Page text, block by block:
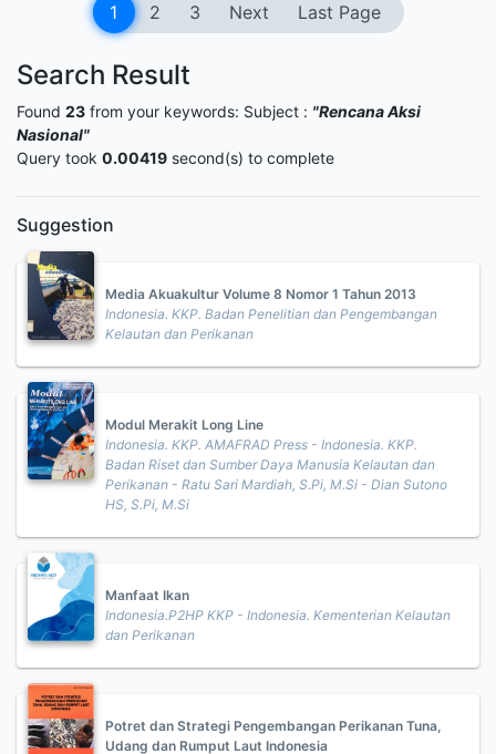
1 2 3 Next Last Page
Search Result
Found 23 from your keywords: Subject : "Rencana Aksi
Nasional"
Query took 0.00419 second(s) to complete
Suggestion
Media Akuakultur Volume 8 Nomor 1 Tahun 2013
Indonesia. KKP. Badan Penelitian dan Pengembangan
Kelautan dan Perikanan
Modul Merakit Long Line
Indonesia. KKP. AMAFRAD Press - Indonesia. KKP.
Badan Riset dan Sumber Daya Manusia Kelautan dan
Perikanan - Ratu Sari Mardiah, S.Pi, M.Si - Dian Sutono
HS, S.Pi, M.Si
Manfaat Ikan
Indonesia.P2HP KKP - Indonesia. Kementerian Kelautan
dan Perikanan
Potret dan Strategi Pengembangan Perikanan Tuna,
Udang dan Rumput Laut Indonesia